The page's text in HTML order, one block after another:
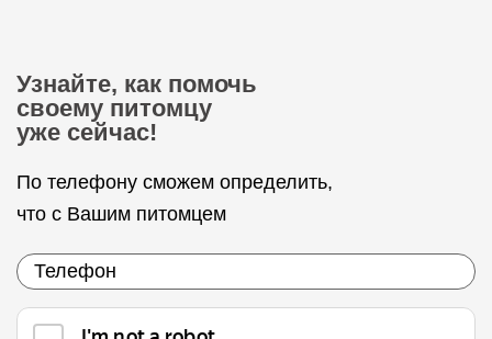
Узнайте, как помочь
своему питомцу
уже сейчас!
По телефону сможем определить,
что с Вашим питомцем